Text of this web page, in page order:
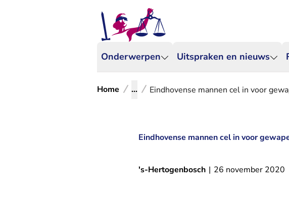
Onderwerpen Uitspraken en nieuws
Home ... Eindhovense mannen cel in voor
Eindhovense mannen cel in voor
's-Hertogenbosch | 26 november 2020